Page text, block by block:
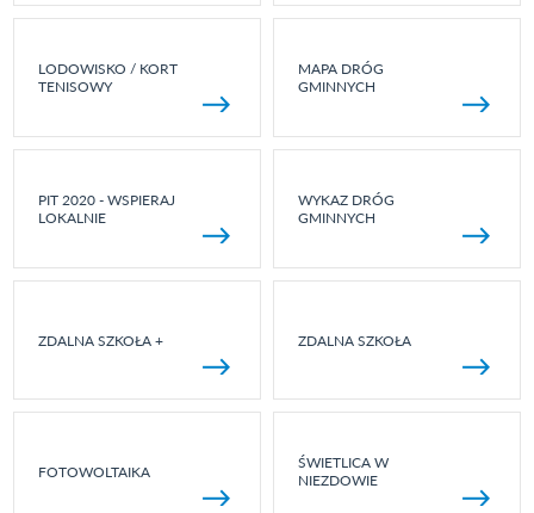
LODOWISKO / KORT
TENISOWY
MAPA DRÓG
GMINNYCH
PIT 2020 - WSPIERAJ
LOKALNIE
WYKAZ DRÓG
GMINNYCH
ZDALNA SZKOŁA + ZDALNA SZKOŁA
FOTOWOLTAIKA
ŚWIETLICA W
NIEZDOWIE